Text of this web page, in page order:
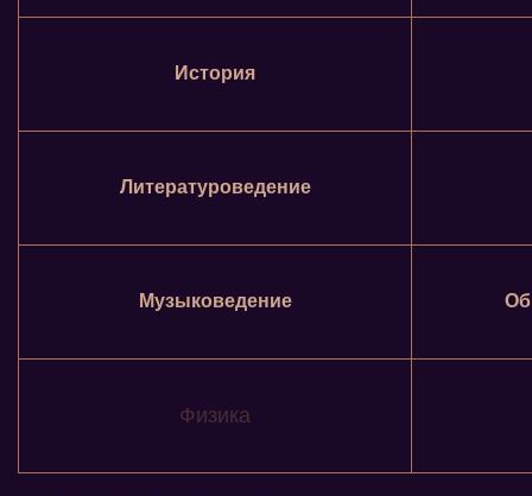
История
Литературоведение
Музыковедение
Физика